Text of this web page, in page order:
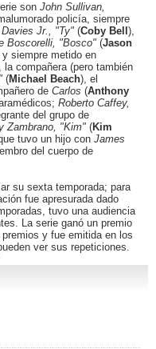
son John Sullivan,
policía, siempre
Davies Jr., "Ty" (Coby Bell ),
Boscorelli, "Bosco" (Jason
siempre metido en
la compañera (pero también
(Michael Beach), el
de Carlos (Anthony
Roberto Caffey,
del grupo de
Zambrano, "Kim" (Kim
tuvo un hijo con James
del cuerpo de
su sexta temporada; para
fue apresurada dado
tuvo una audiencia
La serie ganó un premio
y fue emitida en los
ver sus repeticiones.